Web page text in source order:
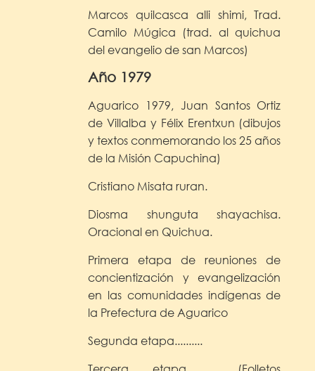
Marcos quilcasca alli shimi, Trad.
Camilo Múgica (trad. al quichua
del evangelio de san Marcos)
Año 1979
Aguarico 1979, Juan Santos Ortiz
de Villalba y Félix Erentxun (dibujos
y textos conmemorando los 25 años
de la Misión Capuchina)
Cristiano Misata ruran.
Diosma shunguta shayachisa.
Oracional en Quichua.
Primera etapa de reuniones de
concientización y evangelización
en las comunidades indígenas de
la Prefectura de Aguarico
Segunda etapa..........